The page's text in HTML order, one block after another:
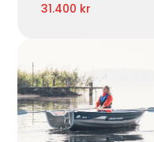
31.400 kr